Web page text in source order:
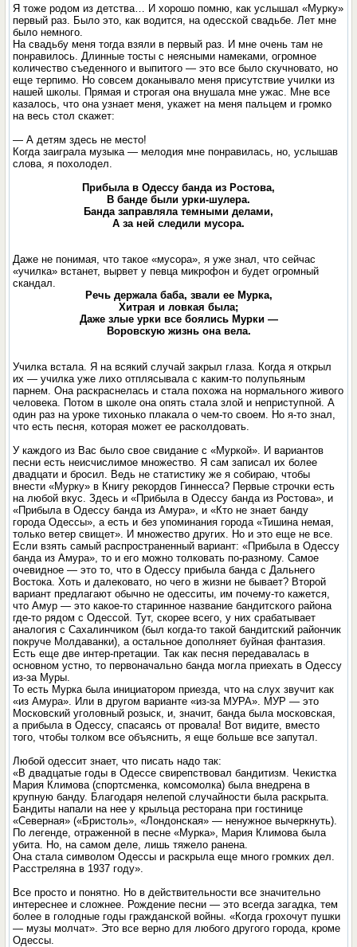
Я тоже родом из детства… И хорошо помню, как услышал «Мурку»
первый раз. Было это, как водится, на одесской свадьбе. Лет мне
было немного.
На свадьбу меня тогда взяли в первый раз. И мне очень там не
понравилось. Длинные тосты с неясными намеками, огромное
количество съеденного и выпитого — это все было скучновато, но
еще терпимо. Но совсем доканывало меня присутствие училки из
нашей школы. Прямая и строгая она внушала мне ужас. Мне все
казалось, что она узнает меня, укажет на меня пальцем и громко
на весь стол скажет:
— А детям здесь не место!
Когда заиграла музыка — мелодия мне понравилась, но, услышав
слова, я похолодел.
Прибыла в Одессу банда из Ростова,
В банде были урки-шулера.
Банда заправляла темными делами,
А за ней следили мусора.
Даже не понимая, что такое «мусора», я уже знал, что сейчас
«училка» встанет, вырвет у певца микрофон и будет огромный
скандал.
Речь держала баба, звали ее Мурка,
Хитрая и ловкая была;
Даже злые урки все боялись Мурки —
Воровскую жизнь она вела.
Училка встала. Я на всякий случай закрыл глаза. Когда я открыл
их — училка уже лихо отплясывала с каким-то полупьяным
парнем. Она раскраснелась и стала похожа на нормального живого
человека. Потом в школе она опять стала злой и неприступной. А
один раз на уроке тихонько плакала о чем-то своем. Но я-то знал,
что есть песня, которая может ее расколдовать.
У каждого из Вас было свое свидание с «Муркой». И вариантов
песни есть неисчислимое множество. Я сам записал их более
двадцати и бросил. Ведь не статистику же я собираю, чтобы
внести «Мурку» в Книгу рекордов Гиннесса? Первые строчки есть
на любой вкус. Здесь и «Прибыла в Одессу банда из Ростова», и
«Прибыла в Одессу банда из Амура», и «Кто не знает банду
города Одессы», а есть и без упоминания города «Тишина немая,
только ветер свищет». И множество других. Но и это еще не все.
Если взять самый распространенный вариант: «Прибыла в Одессу
банда из Амура», то и его можно толковать по-разному. Самое
очевидное — это то, что в Одессу прибыла банда с Дальнего
Востока. Хоть и далековато, но чего в жизни не бывает? Второй
вариант предлагают обычно не одесситы, им почему-то кажется,
что Амур — это какое-то старинное название бандитского района
где-то рядом с Одессой. Тут, скорее всего, у них срабатывает
аналогия с Сахалинчиком (был когда-то такой бандитский райончик
покруче Молдаванки), а остальное дополняет буйная фантазия.
Есть еще две интер-претации. Так как песня передавалась в
основном устно, то первоначально банда могла приехать в Одессу
из-за Муры.
То есть Мурка была инициатором приезда, что на слух звучит как
«из Амура». Или в другом варианте «из-за МУРА». МУР — это
Московский уголовный розыск, и, значит, банда была московская,
а прибыла в Одессу, спасаясь от провала! Вот видите, вместо
того, чтобы толком все объяснить, я еще больше все запутал.
Любой одессит знает, что писать надо так:
«В двадцатые годы в Одессе свирепствовал бандитизм. Чекистка
Мария Климова (спортсменка, комсомолка) была внедрена в
крупную банду. Благодаря нелепой случайности была раскрыта.
Бандиты напали на нее у крыльца ресторана при гостинице
«Северная» («Бристоль», «Лондонская» — ненужное вычеркнуть).
По легенде, отраженной в песне «Мурка», Мария Климова была
убита. Но, на самом деле, лишь тяжело ранена.
Она стала символом Одессы и раскрыла еще много громких дел.
Расстреляна в 1937 году».
Все просто и понятно. Но в действительности все значительно
интереснее и сложнее. Рождение песни — это всегда загадка, тем
более в голодные годы гражданской войны. «Когда грохочут пушки
— музы молчат». Это все верно для любого другого города, кроме
Одессы.